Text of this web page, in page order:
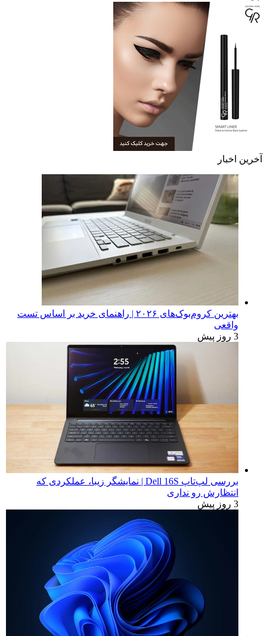
آخرین اخبار
بهترین کروم‌بوک‌های ۲۰۲۶ | راهنمای خرید بر اساس تست
واقعی
3 روز پیش
بررسی لپ‌تاپ Dell 16S | نمایشگر زیبا، عملکردی که
انتظارش رو نداری
3 روز پیش